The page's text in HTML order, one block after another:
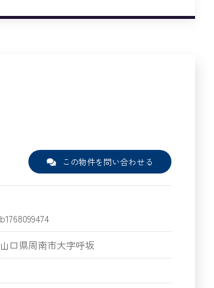
この物件を問い合わせる
b1768099474
山口県周南市大字呼坂